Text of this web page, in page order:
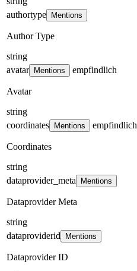
authortype
Mentions
Author Type
string
avatar
Mentions empfindlich
Avatar
string
coordinates
Mentions empfindlich
Coordinates
string
dataprovider_meta
Mentions
Dataprovider Meta
string
dataproviderid
Mentions
Dataprovider ID